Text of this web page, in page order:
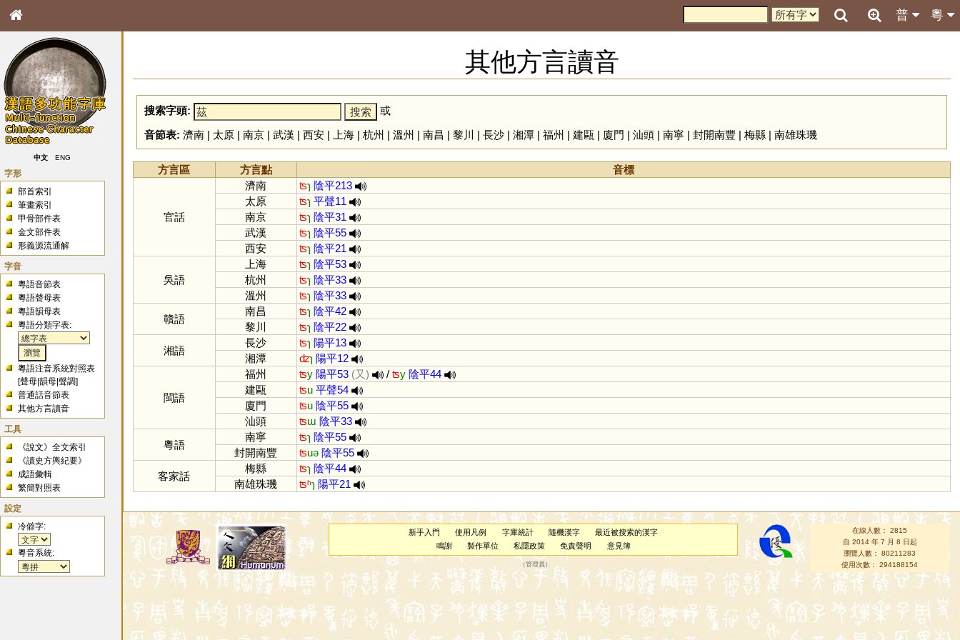
粵
普
中文 ENG
字形
部首索引
筆畫索引
甲骨部件表
金文部件表
形義源流通解
字音
粵語音節表
粵語聲母表
粵語韻母表
粵語分類字表:
粵語注音系統對照表
[聲母 |韻母 |聲調]
普通話音節表
其他方言讀音
工具
《說文》全文索引
《讀史方輿紀要》
成語彙輯
繁簡對照表
設定
冷僻字:
粵音系統:
其他方言讀音
搜索字頭:
或
音節表: 濟南| 太原| 南京| 武漢 | 西安| 上海| 杭州 | 溫州 | 南昌 | 黎川 | 長沙| 湘潭| 福州 | 建甌 | 廈門 | 汕頭| 南寧| 封開南豐 | 梅縣| 南雄珠璣
方言區 方言點 音標
官話
濟南 ʦɿ 陰平213
太原
ʦɿ 平聲11
南京
ʦɿ 陰平31
武漢
ʦɿ 陰平55
西安
ʦɿ 陰平21
吳語
上海 ʦɿ 陰平53
杭州
ʦɿ 陰平33
溫州
ʦɿ 陰平33
贛語
南昌 ʦɿ 陰平42
黎川
ʦɿ 陰平22
湘語
長沙 ʦɿ 陽平13
湘潭
ʣɿ 陽平12
閩語
福州 ʦy 陽平53 (又) / ʦy 陰平44
建甌
ʦu 平聲54
廈門
ʦu 陰平55
汕頭
ʦɯ 陰平33
粵語
南寧 ʦɿ 陰平55
封開南豐
ʦuə 陰平55
客家話
梅縣 ʦɿ 陰平44
南雄珠璣
ʦʰɿ 陽平21
新手入門 使用凡例 字庫統計 隨機漢字
最近被搜索的漢字
鳴謝
製作單位 私隱政策 免責聲明 意見簿
（管理員 ）
在線人數： 2815
自 2014 年 7 月 8 日起
瀏覽人數： 80211283
使用次數： 294188154